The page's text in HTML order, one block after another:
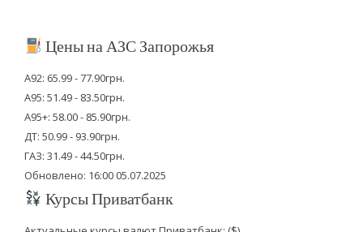
Цены на АЗС Запорожья
А92: 65.99 - 77.90грн.
А95: 51.49 - 83.50грн.
А95+: 58.00 - 85.90грн.
ДТ: 50.99 - 93.90грн.
ГАЗ: 31.49 - 44.50грн.
Обновлено: 16:00 05.07.2025
Курсы Приватбанк